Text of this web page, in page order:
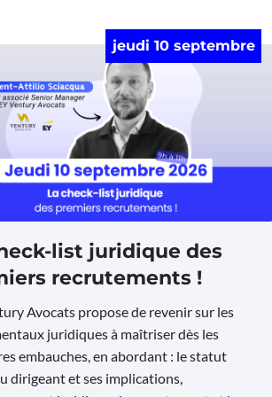
jeudi 10 septembre
list juridique des
recrutements !
Avocats propose de revenir sur les
juridiques à maîtriser dès les
embauches, en abordant : le statut
dirigeant et ses implications,